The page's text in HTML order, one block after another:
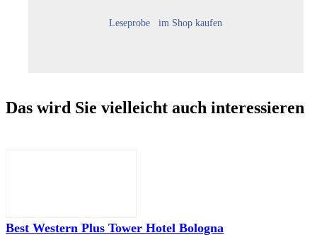
Leseprobe im Shop kaufen
Das wird Sie vielleicht auch interessieren
Best Western Plus Tower Hotel Bologna